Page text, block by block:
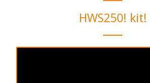
HWS250! kit!